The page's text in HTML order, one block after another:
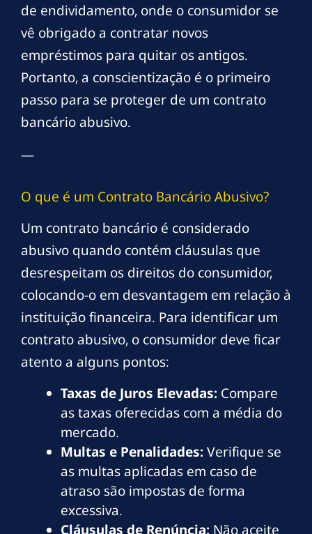
de endividamento, onde o consumidor se
vê obrigado a contratar novos
empréstimos para quitar os antigos.
Portanto, a conscientização é o primeiro
passo para se proteger de um contrato
bancário abusivo.
—
O que é um Contrato Bancário Abusivo?
Um contrato bancário é considerado
abusivo quando contém cláusulas que
desrespeitam os direitos do consumidor,
colocando-o em desvantagem em relação à
instituição financeira. Para identificar um
contrato abusivo, o consumidor deve ficar
atento a alguns pontos:
Taxas de Juros Elevadas: Compare
as taxas oferecidas com a média do
mercado.
Multas e Penalidades:Verifique se
as multas aplicadas em caso de
atraso são impostas de forma
excessiva.
Cláusulas de Renúncia: Não aceite